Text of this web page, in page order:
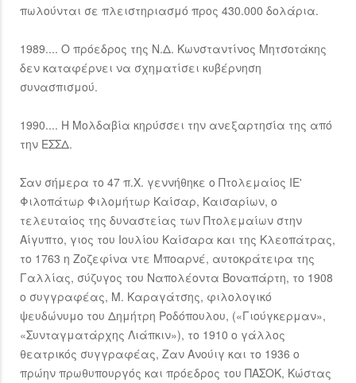
πωλούνται σε πλειστηριασμό προς 430.000 δολάρια.
1989.... Ο πρόεδρος της Ν.Δ. Κωνσταντίνος Μητσοτάκης
δεν καταφέρνει να σχηματίσει κυβέρνηση
συνασπισμού.
1990.... H Μολδαβία κηρύσσει την ανεξαρτησία της από
την ΕΣΣΔ.
Σαν σήμερα το 47 π.Χ. γεννήθηκε ο Πτολεμαίος ΙΕ'
Φιλοπάτωρ Φιλομήτωρ Καίσαρ, Καισαρίων, ο
τελευταίος της δυναστείας των Πτολεμαίων στην
Αίγυπτο, γιος του Ιουλίου Καίσαρα και της Κλεοπάτρας,
το 1763 η Ζοζεφίνα ντε Μποαρνέ, αυτοκράτειρα της
Γαλλίας, σύζυγος του Ναπολέοντα Βοναπάρτη, το 1908
ο συγγραφέας, Μ. Καραγάτσης, φιλολογικό
ψευδώνυμο του Δημήτρη Ροδόπουλου, («Γιούγκερμαν»,
«Συνταγματάρχης Λιάπκιν»), το 1910 ο γάλλος
θεατρικός συγγραφέας, Ζαν Ανούιγ και το 1936 ο
πρώην πρωθυπουργός και πρόεδρος του ΠΑΣΟΚ, Κώστας